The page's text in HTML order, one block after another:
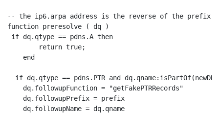
-- the ip6.arpa address is the reverse of the prefix
function preresolve ( dq )
if dq.qtype == pdns.A then
        return true;
    end
if dq.qtype == pdns.PTR and
    dq.followupFunction = "getFakePTRRecords"
    dq.followupPrefix = prefix
    dq.followupName = dq.qname